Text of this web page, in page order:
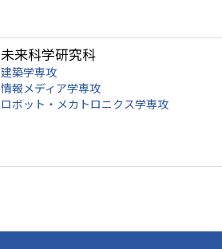
未来科学研究科
建築学専攻
情報メディア学専攻
ロボット・メカトロニクス学専攻